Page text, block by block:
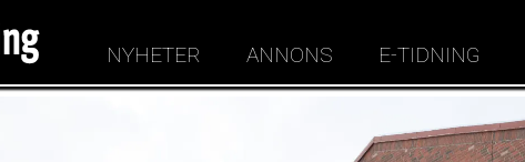
NYHETER ANNONS E-TIDNING